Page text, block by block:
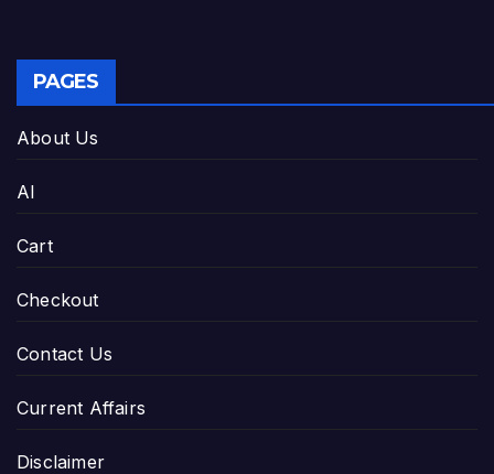
PAGES
About Us
AI
Cart
Checkout
Contact Us
Current Affairs
Disclaimer